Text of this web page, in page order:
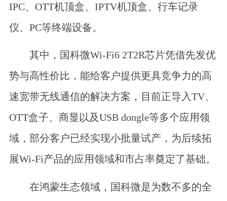
IPC、OTT机顶盒、IPTV机顶盒、行车记录
仪、PC等终端设备。
其中，国科微Wi-Fi6 2T2R芯片凭借先发优
势与高性价比，能给客户提供更具竞争力的高
速宽带无线通信的解决方案，目前正导入TV、
OTT盒子、商显以及USB dongle等多个应用领
域，部分客户已经实现小批量试产，为后续拓
展Wi-Fi产品的应用领域和市占率奠定了基础。
在鸿蒙生态领域，国科微是为数不多的全